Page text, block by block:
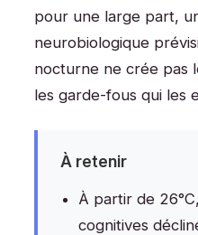
pour une large part,
neurobiologique
nocturne ne crée pas
les garde-fous qui les
À retenir
À partir de
cognitives